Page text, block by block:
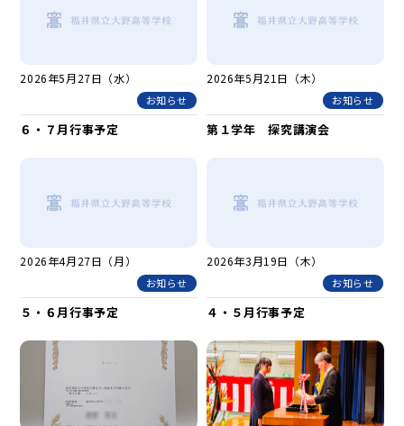
2026年5月27日（水）
お知らせ
６・７月行事予定
2026年5月21日（木）
お知らせ
第１学年 探究講演会
2026年4月27日（月）
お知らせ
５・６月行事予定
2026年3月19日（木）
お知らせ
４・５月行事予定